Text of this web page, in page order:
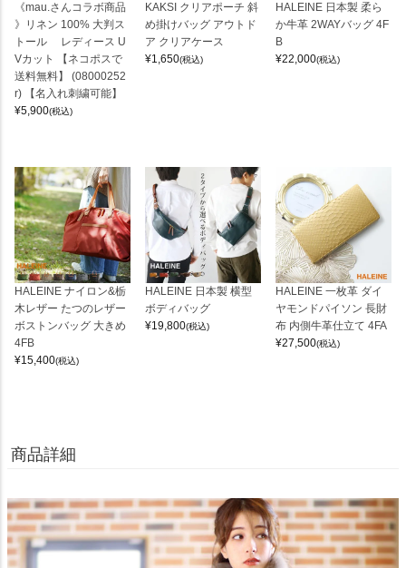
《mau.さんコラボ商品
》リネン 100% 大判ス
トール レディース U
Vカット 【ネコポスで
送料無料】 (08000252
r) 【名入れ刺繍可能】
¥5,900(税込)
KAKSI クリアポーチ 斜
め掛けバッグ アウトド
ア クリアケース
¥1,650(税込)
HALEINE 日本製 柔ら
か牛革 2WAYバッグ 4F
B
¥22,000(税込)
HALEINE ナイロン&栃
木レザー たつのレザー
ボストンバッグ 大きめ
4FB
¥15,400(税込)
HALEINE 日本製 横型
ボディバッグ
¥19,800(税込)
HALEINE 一枚革 ダイ
ヤモンドパイソン 長財
布 内側牛革仕立て 4FA
¥27,500(税込)
商品詳細